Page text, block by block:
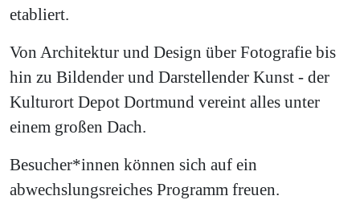
etabliert.
Von Architektur und Design über Fotografie bis
hin zu Bildender und Darstellender Kunst - der
Kulturort Depot Dortmund vereint alles unter
einem großen Dach.
Besucher*innen können sich auf ein
abwechslungsreiches Programm freuen.